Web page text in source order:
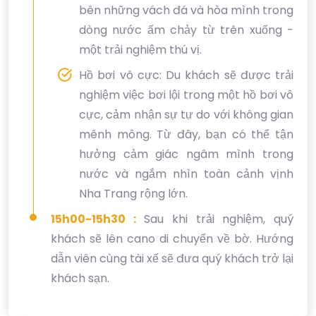
bên những vách đá và hòa mình trong
dòng nước ấm chảy từ trên xuống -
một trải nghiệm thú vị.
Hồ bơi vô cực: Du khách sẽ được trải
nghiệm việc bơi lội trong một hồ bơi vô
cực, cảm nhận sự tự do với không gian
mênh mông. Từ đây, bạn có thể tận
hưởng cảm giác ngâm mình trong
nước và ngắm nhìn toàn cảnh vịnh
Nha Trang rộng lớn.
15h00-15h30 :Sau khi trải nghiệm, quý
khách sẽ lên cano di chuyển về bờ. Hướng
dẫn viên cùng tài xế sẽ đưa quý khách trở lại
khách sạn.